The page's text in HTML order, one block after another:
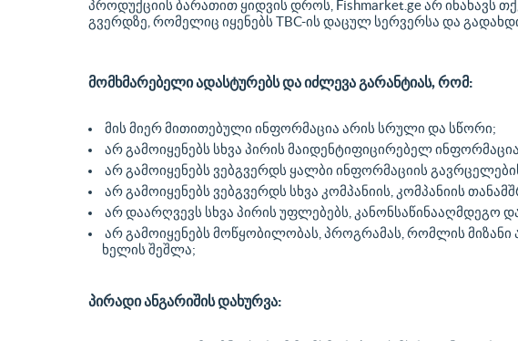
პროდუქციის ბარათით ყიდვის დროს, Fishmarket.ge არ ინახავს
გვერდზე, რომელიც იყენებს TBC-ის დაცულ სერვერსა და
მომხმარებელი ადასტურებს და იძლევა გარანტიას, რომ:
მის მიერ მითითებული ინფორმაცია არის სრული და სწორი;
არ გამოიყენებს სხვა პირის მაიდენტიფიცირებელ
არ გამოიყენებს ვებგვერდს ყალბი ინფორმაციის
არ გამოიყენებს ვებგვერდს სხვა კომპანიის, კომპანიის
არ დაარღვევს სხვა პირის უფლებებს, კანონსაწინააღმდეგო
არ გამოიყენებს მოწყობილობას, პროგრამას, რომლის
ხელის შეშლა;
პირადი ანგარიშის დახურვა: